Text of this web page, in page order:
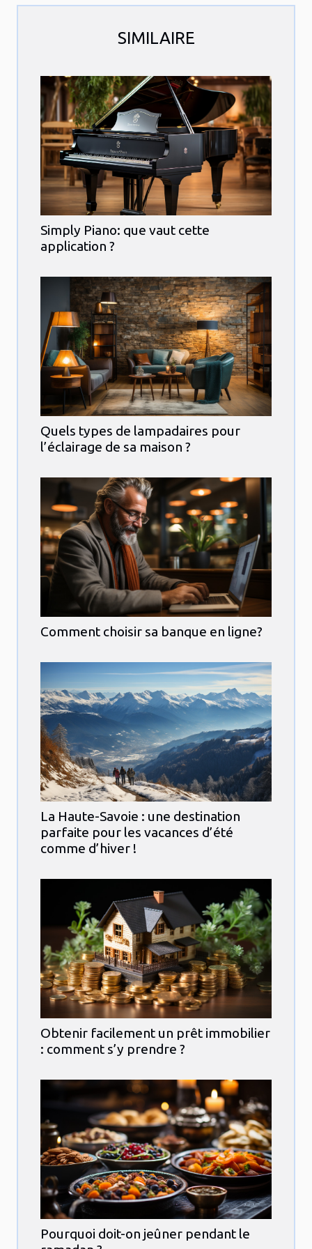
SIMILAIRE
Simply Piano: que vaut cette
application ?
Quels types de lampadaires pour
l’éclairage de sa maison ?
Comment choisir sa banque en ligne?
La Haute-Savoie : une destination
parfaite pour les vacances d’été
comme d’hiver !
Obtenir facilement un prêt immobilier
: comment s’y prendre ?
Pourquoi doit-on jeûner pendant le